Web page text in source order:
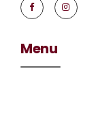
Menu